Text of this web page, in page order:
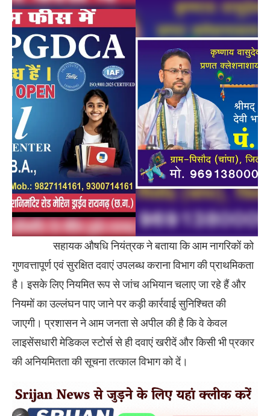
सहायक औषधि नियंत्रक ने बताया कि आम नागरिकों को
गुणवत्तापूर्ण एवं सुरक्षित दवाएं उपलब्ध कराना विभाग की प्राथमिकता
है। इसके लिए नियमित रूप से जांच अभियान चलाए जा रहे हैं और
नियमों का उल्लंघन पाए जाने पर कड़ी कार्रवाई सुनिश्चित की
जाएगी। प्रशासन ने आम जनता से अपील की है कि वे केवल
लाइसेंसधारी मेडिकल स्टोर्स से ही दवाएं खरीदें और किसी भी प्रकार
की अनियमितता की सूचना तत्काल विभाग को दें।